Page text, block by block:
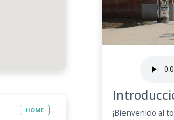
¡Bienvenido al
HOME